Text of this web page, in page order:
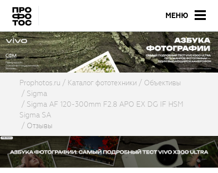
МЕНЮ
Prophotos.ru Каталог фототехники
Объективы
Sigma
Sigma AF 120-300mm F2.8 APO EX DG IF HSM
Sigma SA
Отзывы